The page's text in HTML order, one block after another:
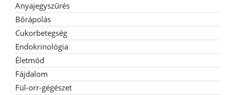
Anyajegyszűrés
Bőrápolás
Cukorbetegség
Endokrinológia
Életmód
Fájdalom
Fül-orr-gégészet